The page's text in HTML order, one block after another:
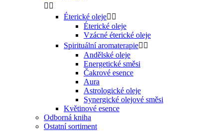
 
Éterické oleje 
Éterické oleje
Vzácné éterické oleje
Spirituální aromaterapie 
Andělské oleje
Energetické směsi
Čakrové esence
Aura
Astrologické oleje
Synergické olejové směsi
Květinové esence
Odborná kniha
Ostatní sortiment